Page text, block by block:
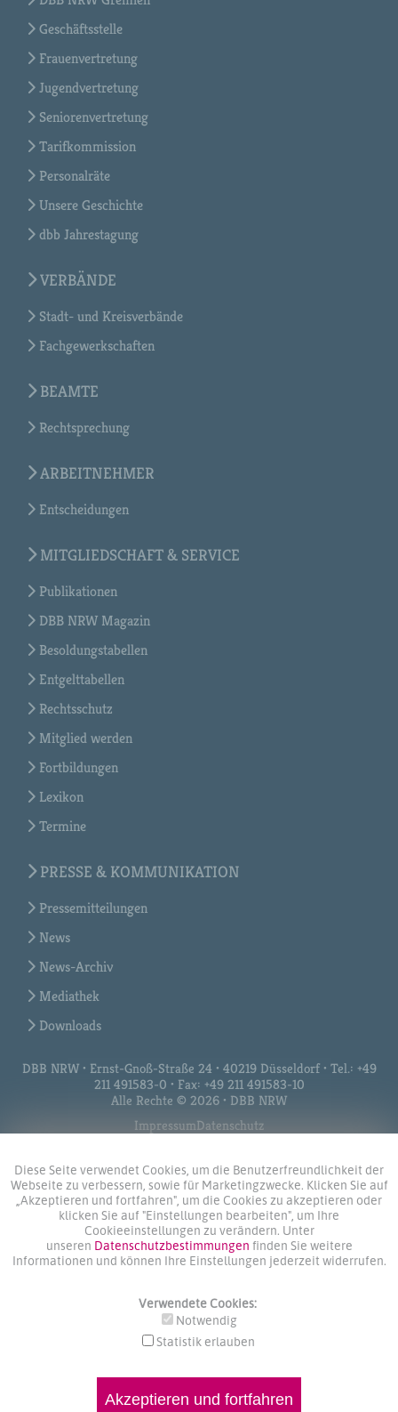
Diese Seite verwendet Cookies, um die Benutzerfreundlichkeit der
Webseite zu verbessern, sowie für Marketingzwecke. Klicken Sie auf
„Akzeptieren und fortfahren", um die Cookies zu akzeptieren oder
klicken Sie auf "Einstellungen bearbeiten", um Ihre
Cookieeinstellungen zu verändern. Unter
unseren Datenschutzbestimmungen finden Sie weitere
Informationen und können Ihre Einstellungen jederzeit widerrufen.
Verwendete Cookies:
Notwendig
Statistik erlauben
Akzeptieren und fortfahren
Geschäftsstelle
Frauenvertretung
Jugendvertretung
Seniorenvertretung
Tarifkommission
Personalräte
Unsere Geschichte
dbb Jahrestagung
VERBÄNDE
Stadt- und Kreisverbände
Fachgewerkschaften
BEAMTE
Rechtsprechung
ARBEITNEHMER
Entscheidungen
MITGLIEDSCHAFT & SERVICE
Publikationen
DBB NRW Magazin
Besoldungstabellen
Entgelttabellen
Rechtsschutz
Mitglied werden
Fortbildungen
Lexikon
Termine
PRESSE & KOMMUNIKATION
Pressemitteilungen
News
News-Archiv
Mediathek
Downloads
DBB NRW • Ernst-Gnoß-Straße 24 • 40219 Düsseldorf • Tel.: +49
211 491583-0 • Fax: +49 211 491583-10
Alle Rechte © 2026 • DBB NRW
ImpressumDatenschutz